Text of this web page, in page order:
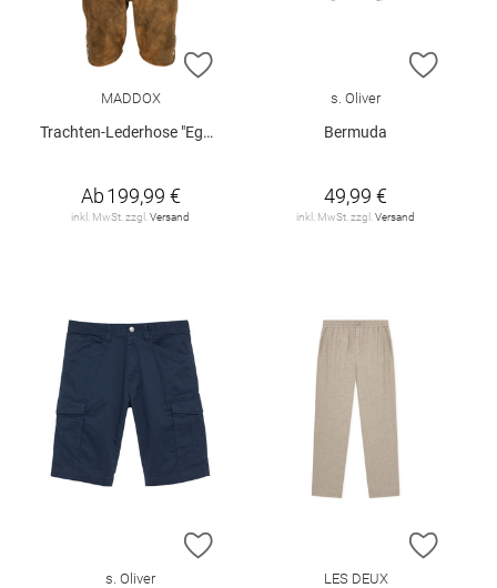
ZUR WUNSCHLISTE HINZUFÜGEN
MADDOX
Trachten-Lederhose "Egbert"
Ab199,99 €
inkl. MwSt. zzgl. Versand
ZUR
s. Oliver
Bermuda
49,99 €
inkl. MwSt. zzgl. Versand
ZUR WUNSCHLISTE HINZUFÜGEN
s. Oliver
ZUR
LES DEUX